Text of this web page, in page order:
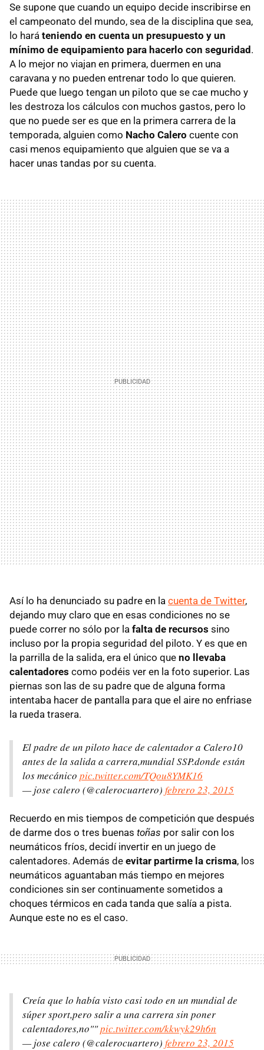
Se supone que cuando un equipo decide inscribirse en
el campeonato del mundo, sea de la disciplina que sea,
lo hará teniendo en cuenta un presupuesto y un
mínimo de equipamiento para hacerlo con seguridad .
A lo mejor no viajan en primera, duermen en una
caravana y no pueden entrenar todo lo que quieren.
Puede que luego tengan un piloto que se cae mucho y
les destroza los cálculos con muchos gastos, pero lo
que no puede ser es que en la primera carrera de la
temporada, alguien como Nacho Calero cuente con
casi menos equipamiento que alguien que se va a
hacer unas tandas por su cuenta.
Así lo ha denunciado su padre en la cuenta de Twitter,
dejando muy claro que en esas condiciones no se
puede correr no sólo por la falta de recursos sino
incluso por la propia seguridad del piloto. Y es que en
la parrilla de la salida, era el único que no llevaba
calentadores como podéis ver en la foto superior. Las
piernas son las de su padre que de alguna forma
intentaba hacer de pantalla para que el aire no enfriase
la rueda trasera.
El padre de un piloto hace de calentador a Calero10
antes de la salida a carrera,mundial SSP.donde están
los mecánico pic.twitter.com/TQou8YMK16
— jose calero (@calerocuartero) febrero 23, 2015
Recuerdo en mis tiempos de competición que después
de darme dos o tres buenas toñas por salir con los
neumáticos fríos, decidí invertir en un juego de
calentadores. Además de evitar partirme la crisma, los
neumáticos aguantaban más tiempo en mejores
condiciones sin ser continuamente sometidos a
choques térmicos en cada tanda que salía a pista.
Aunque este no es el caso.
Creía que lo había visto casi todo en un mundial de
súper sport,pero salir a una carrera sin poner
calentadores,no""pic.twitter.com/kkwyk29h6n
— jose calero (@calerocuartero) febrero 23, 2015